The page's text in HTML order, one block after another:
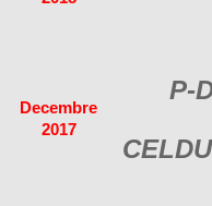
Decembre
2017
P-